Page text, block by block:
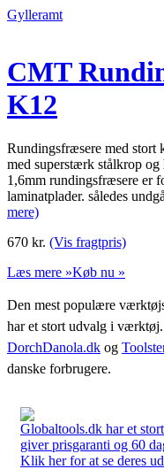
Gylleramt
CMT
K12
Rundingsfræsere med stort
med superstærk stålkrop
1,6mm rundingsfræsere er
laminatplader. således
mere)
670 kr. (Vis fragtpris)
Læs mere »Køb nu »
Den mest populære
har et stort udvalg i
DorchDanola.dk og
danske forbrugere.
Globaltools.dk har et
giver prisgaranti og 60
Klik her for at se deres